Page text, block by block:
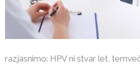
razjasnimo: HPV ni stvar let,